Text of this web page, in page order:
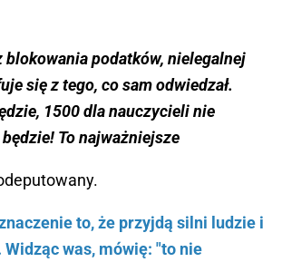
blokowania podatków, nielegalnej
się z tego, co sam odwiedzał.
1500 dla nauczycieli nie
To najważniejsze
to, że przyjdą silni ludzie i
was, mówię: "to nie